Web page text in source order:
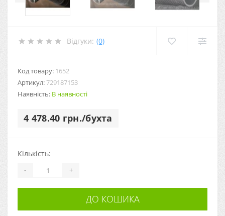
Відгуки: (0)
Код товару: 1652
Артикул:729187153
Наявність: В наявності
4 478.40 грн./бухта
Кількість:
- +
ДО КОШИКА